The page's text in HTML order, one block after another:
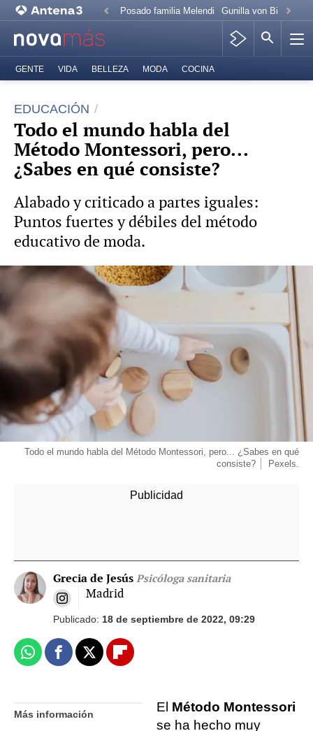
Posado familia Melendi Gunilla von Bismarck
GENTE VIDA BELLEZA MODA COCINA
EDUCACIÓN
Todo el mundo habla del
Método Montessori, pero...
¿Sabes en qué consiste?
Alabado y criticado a partes iguales:
Puntos fuertes y débiles del método
educativo de moda.
Todo el mundo habla del Método Montessori, pero... ¿Sabes en qué
consiste?
Pexels.
Grecia de Jesús Psicóloga sanitaria
Madrid
Publicado: 18 de septiembre de 2022, 09:29
WhatsappFacebook
X Flipboard
Más información El Método Montessori
se ha hecho muy